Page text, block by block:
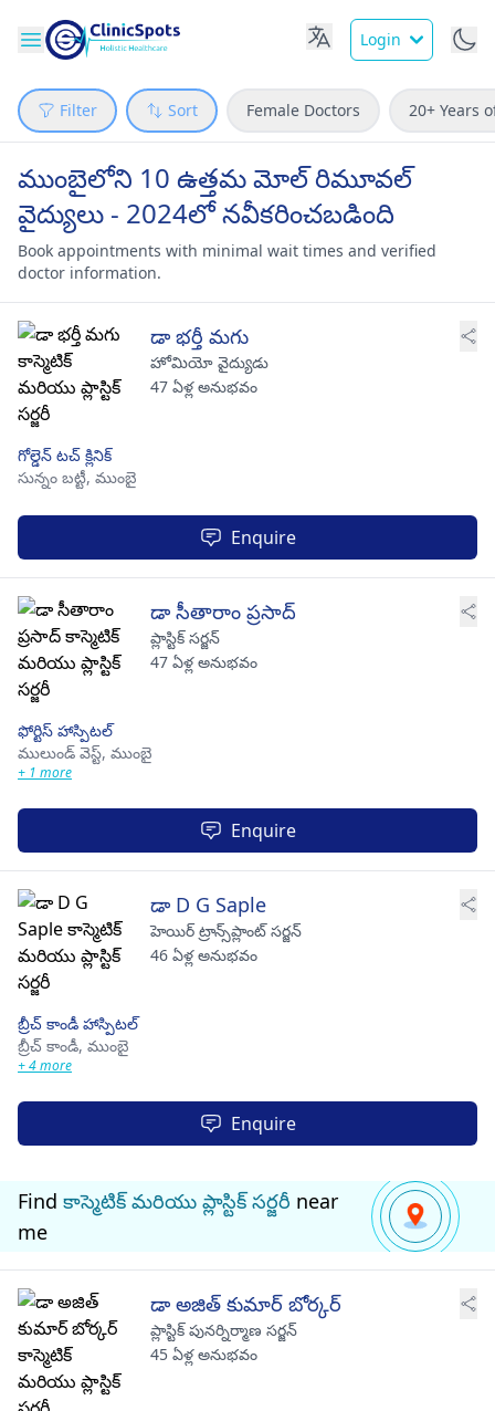
Login
Filter Sort Female Doctors 20+ Years
ముంబైలోని 10 ఉత్తమ మోల్ రిమూవల్
వైద్యులు - 2024లో నవీకరించబడింది
Book appointments with minimal wait times and verified
doctor information.
డా భర్తీ మగు
హోమియో వైద్యుడు
47 ఏళ్ల అనుభవం
గోల్డెన్ టచ్ క్లినిక్
సున్నం బట్టీ, ముంబై
Enquire
డా సీతారాం ప్రసాద్
ప్లాస్టిక్ సర్జన్
47 ఏళ్ల అనుభవం
ఫోర్టిస్ హాస్పిటల్
ములుండ్ వెస్ట్, ముంబై
+ 1 more
Enquire
డా D G Saple
హెయిర్ ట్రాన్స్‌ప్లాంట్ సర్జన్
46 ఏళ్ల అనుభవం
బ్రీచ్ కాండీ హాస్పిటల్
బ్రీచ్ కాండీ, ముంబై
+ 4 more
Enquire
Find కాస్మెటిక్ మరియు ప్లాస్టిక్ సర్జరీ near
me
డా అజిత్ కుమార్ బోర్కర్
ప్లాస్టిక్ పునర్నిర్మాణ సర్జన్
45 ఏళ్ల అనుభవం